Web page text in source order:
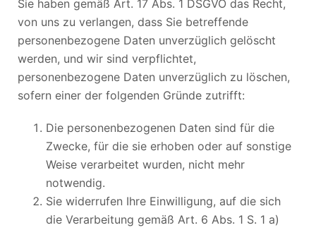
Sie haben gemäß Art. 17 Abs. 1 DSGVO das Recht,
von uns zu verlangen, dass Sie betreffende
personenbezogene Daten unverzüglich gelöscht
werden, und wir sind verpflichtet,
personenbezogene Daten unverzüglich zu löschen,
sofern einer der folgenden Gründe zutrifft:
Die personenbezogenen Daten sind für die
Zwecke, für die sie erhoben oder auf sonstige
Weise verarbeitet wurden, nicht mehr
notwendig.
Sie widerrufen Ihre Einwilligung, auf die sich
die Verarbeitung gemäß Art. 6 Abs. 1 S. 1 a)